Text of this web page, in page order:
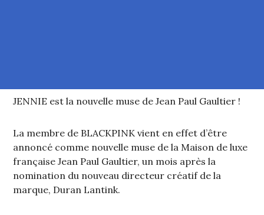
JENNIE est la nouvelle muse de Jean Paul Gaultier !
La membre de BLACKPINK vient en effet d’être
annoncé comme nouvelle muse de la Maison de luxe
française Jean Paul Gaultier, un mois après la
nomination du nouveau directeur créatif de la
marque, Duran Lantink.